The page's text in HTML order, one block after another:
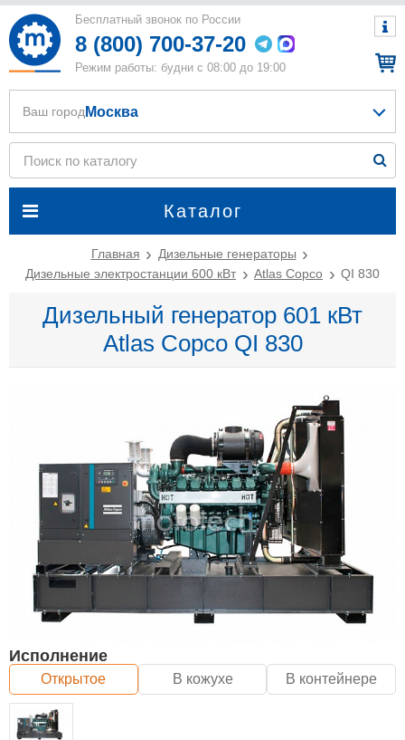
Бесплатный звонок по России
8 (800) 700-37-20
Режим работы: будни с 08:00 до 19:00
Каталог
Ваш город Москва
Главная
Дизельные генераторы
Дизельные электростанции 600 кВт
Atlas Copco QI 830
Дизельный генератор 601 кВт
Atlas Copco QI 830
Исполнение
Открытое В кожухе В контейнере